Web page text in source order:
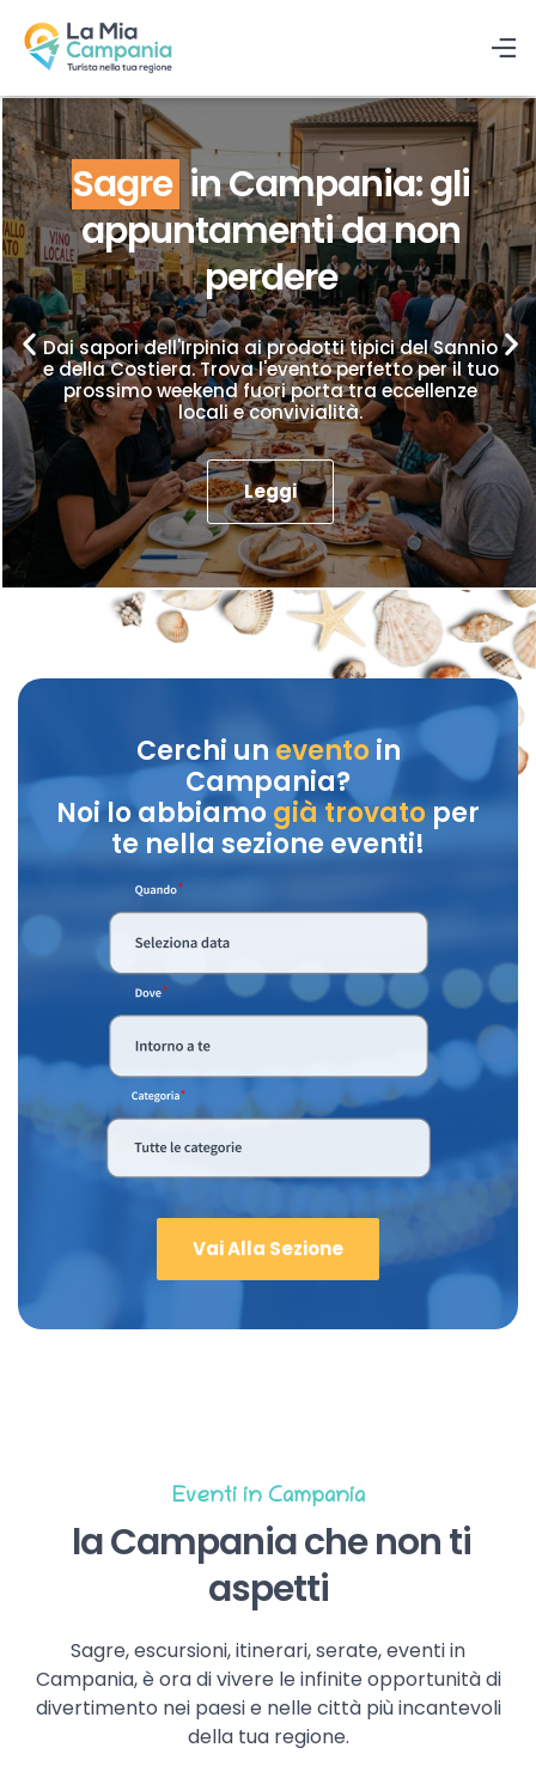
Sagre in Campania: gli
appuntamenti da non
perdere
Dai sapori dell'Irpinia ai prodotti tipici del Sannio
e della Costiera. Trova l'evento perfetto per il tuo
prossimo weekend fuori porta tra eccellenze
locali e convivialità.
Leggi
Cerchi unevento in
Campania?
Noi lo abbiamo già trovatoper
te nella sezione eventi!
Vai Alla Sezione
Eventi in Campania
la Campania che non ti
aspetti
Sagre, escursioni, itinerari, serate, eventi in
Campania, è ora di vivere le infinite opportunità di
divertimento nei paesi e nelle città più incantevoli
della tua regione.